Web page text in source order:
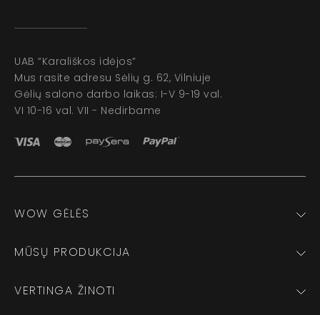
UAB “Karališkos idėjos”
Mus rasite adresu Sėlių g. 62, Vilniuje
Gėlių salono darbo laikas: I-V 9-19 val.
VI 10-16 val. VII - Nedirbame
WOW GĖLĖS
MŪSŲ PRODUKCIJA
VERTINGA ŽINOTI